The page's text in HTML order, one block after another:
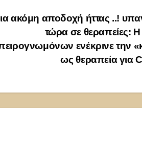
ακόμη αποδοχή ήττας ..!
τώρα σε θεραπείες:
ενέκρινε την
ως θεραπεία για